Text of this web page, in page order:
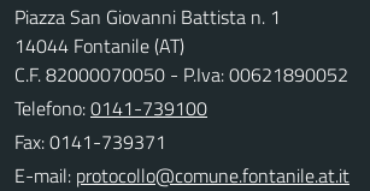
Piazza San Giovanni Battista n. 1
14044 Fontanile (AT)
C.F. 82000070050 - P.Iva: 00621890052
Telefono:0141-739100
Fax: 0141-739371
E-mail: